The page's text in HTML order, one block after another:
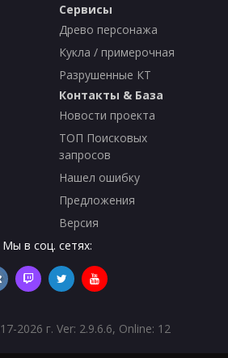
Сервисы
Древо персонажа
Кукла / примерочная
Разрушенные КТ
Контакты & База
Новости проекта
ТОП Поисковых
запросов
Нашел ошибку
Предложения
Версия
Мы в соц. сетях:
2026 г. Ver: 2.9.6.6, Online: 12